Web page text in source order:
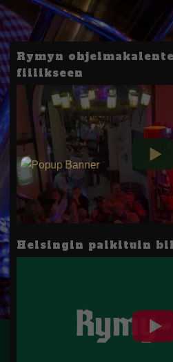
Rymyn
fiilikseen
Helsingin palkituin